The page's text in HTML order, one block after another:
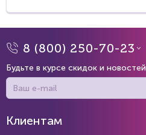
8 (800) 250-70-23
Будьте в курсе скидок и новостей
Клиентам